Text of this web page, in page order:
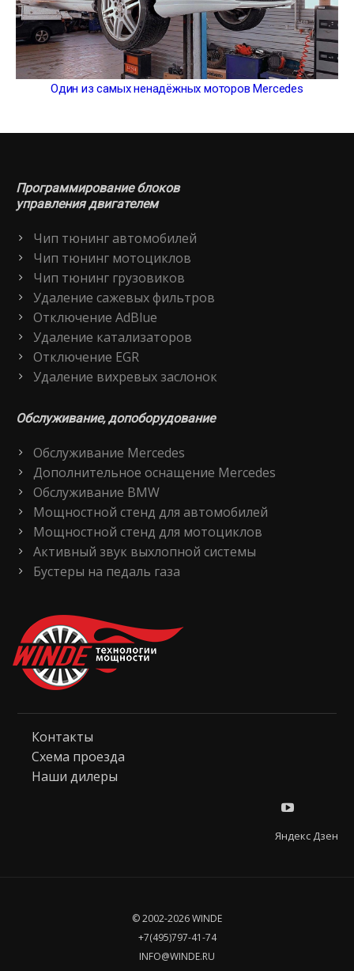
Один из самых ненадёжных моторов Mercedes
Программирование блоков
управления двигателем
Чип тюнинг автомобилей
Чип тюнинг мотоциклов
Чип тюнинг грузовиков
Удаление сажевых фильтров
Отключение AdBlue
Удаление катализаторов
Отключение EGR
Удаление вихревых заслонок
Обслуживание, допоборудование
Обслуживание Mercedes
Дополнительное оснащение Mercedes
Обслуживание BMW
Мощностной стенд для автомобилей
Мощностной стенд для мотоциклов
Активный звук выхлопной системы
Бустеры на педаль газа
Контакты
Схема проезда
Наши дилеры
Яндекс Дзен
© 2002-2026 WINDE
+7(495)797-41-74
INFO@WINDE.RU